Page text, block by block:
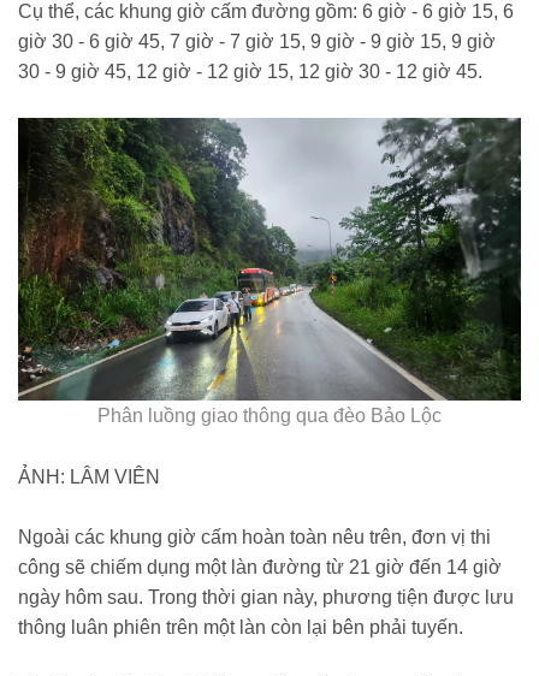
Cụ thể, các khung giờ cấm đường gồm: 6 giờ - 6 giờ 15, 6
giờ 30 - 6 giờ 45, 7 giờ - 7 giờ 15, 9 giờ - 9 giờ 15, 9 giờ
30 - 9 giờ 45, 12 giờ - 12 giờ 15, 12 giờ 30 - 12 giờ 45.
Phân luồng giao thông qua đèo Bảo Lộc
ẢNH: LÂM VIÊN
Ngoài các khung giờ cấm hoàn toàn nêu trên, đơn vị thi
công sẽ chiếm dụng một làn đường từ 21 giờ đến 14 giờ
ngày hôm sau. Trong thời gian này, phương tiện được lưu
thông luân phiên trên một làn còn lại bên phải tuyến.